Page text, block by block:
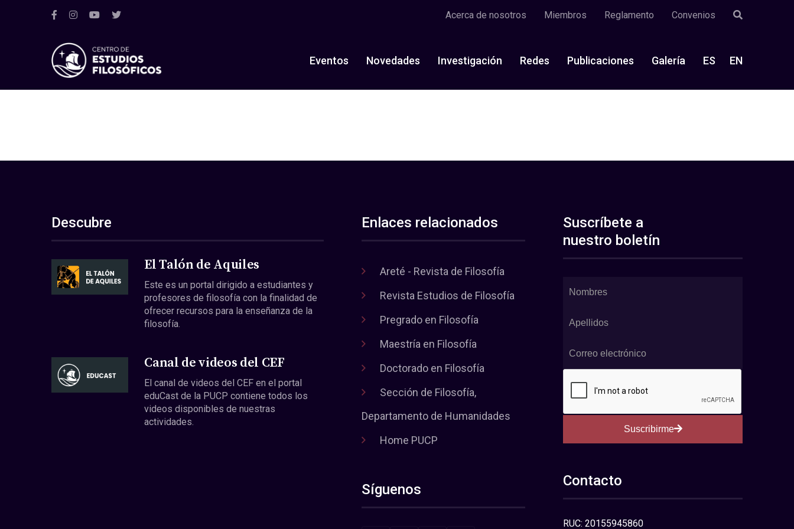
Acerca de nosotros Miembros Reglamento Convenios
Eventos Novedades Investigación Redes Publicaciones Galería ES EN
Descubre
El Talón de Aquiles
Este es un portal dirigido a estudiantes y
profesores de filosofía con la finalidad de
ofrecer recursos para la enseñanza de la
filosofía.
Canal de videos del CEF
El canal de videos del CEF en el portal
eduCast de la PUCP contiene todos los
videos disponibles de nuestras
actividades.
Enlaces relacionados
Areté - Revista de Filosofía
Revista Estudios de Filosofía
Pregrado en Filosofía
Maestría en Filosofía
Doctorado en Filosofía
Sección de Filosofía,
Departamento de Humanidades
Home PUCP
Síguenos
Suscríbete a
nuestro boletín
Suscribirme
Contacto
RUC: 20155945860